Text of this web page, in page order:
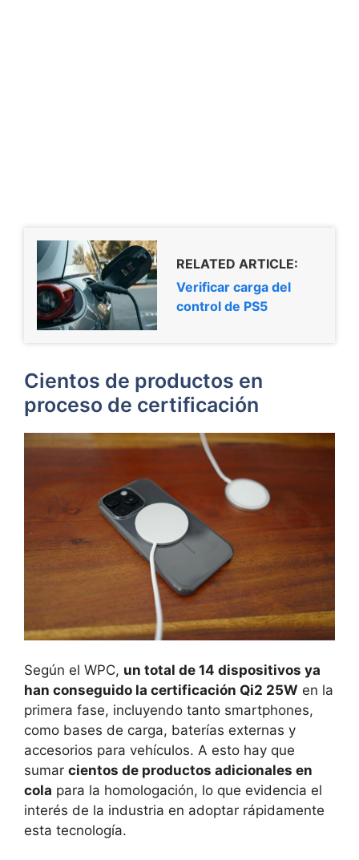
RELATED ARTICLE:
Verificar carga del
control de PS5
Cientos de productos en
proceso de certificación
Según el WPC, un total de 14 dispositivos ya
han conseguido la certificación Qi2 25W en la
primera fase, incluyendo tanto smartphones,
como bases de carga, baterías externas y
accesorios para vehículos. A esto hay que
sumar cientos de productos adicionales en
cola para la homologación, lo que evidencia el
interés de la industria en adoptar rápidamente
esta tecnología.